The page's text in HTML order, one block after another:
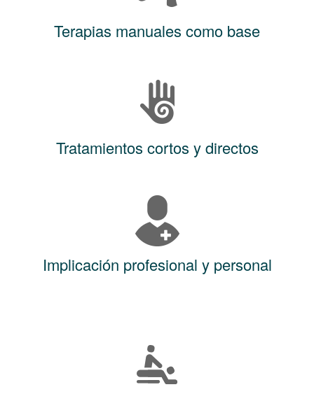
Terapias manuales como base
Tratamientos cortos y directos
Implicación profesional y personal